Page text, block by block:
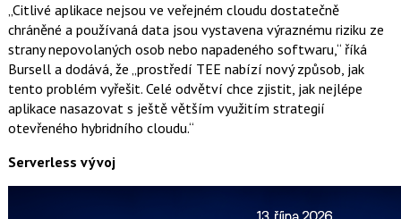
„Citlivé aplikace nejsou ve veřejném cloudu dostatečně
chráněné a používaná data jsou vystavena výraznému riziku ze
strany nepovolaných osob nebo napadeného softwaru,“ říká
Bursell a dodává, že „prostředí TEE nabízí nový způsob, jak
tento problém vyřešit. Celé odvětví chce zjistit, jak nejlépe
aplikace nasazovat s ještě větším využitím strategií
otevřeného hybridního cloudu.“
Serverless vývoj